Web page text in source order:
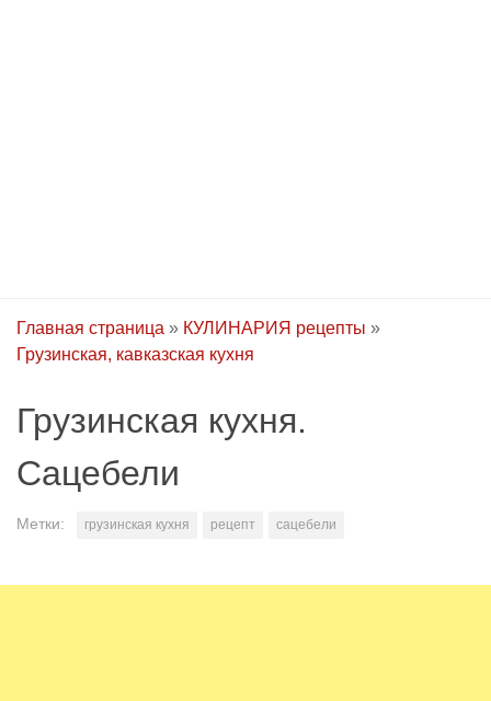
Главная страница » КУЛИНАРИЯ рецепты »
Грузинская, кавказская кухня
Грузинская кухня.
Сацебели
Метки: грузинская кухня рецепт сацебели